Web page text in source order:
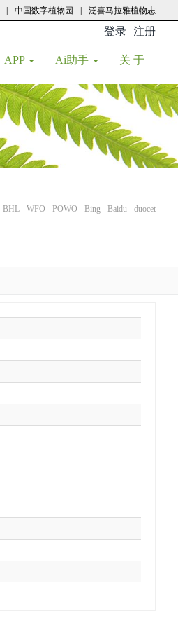
中国数字植物园 泛喜马拉雅植物志
登录 注册
APP Ai助手 关 于
BHL WFO POWO Bing Baidu duocet